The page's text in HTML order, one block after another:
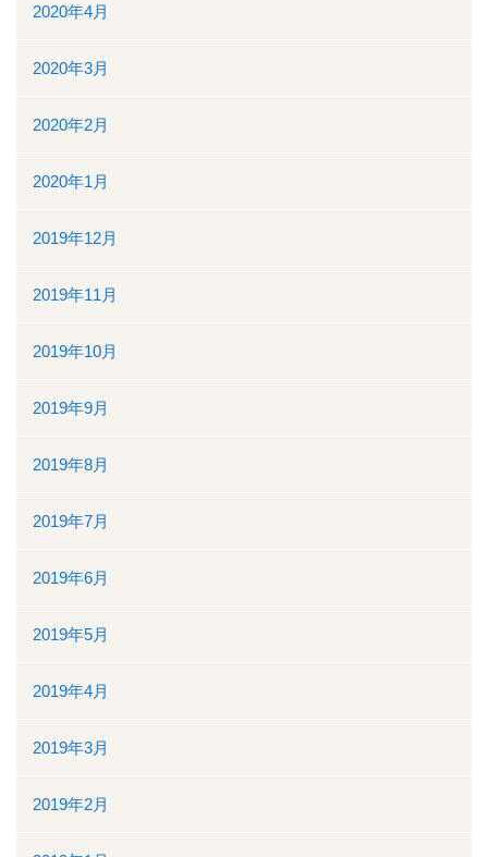
2020年4月
2020年3月
2020年2月
2020年1月
2019年12月
2019年11月
2019年10月
2019年9月
2019年8月
2019年7月
2019年6月
2019年5月
2019年4月
2019年3月
2019年2月